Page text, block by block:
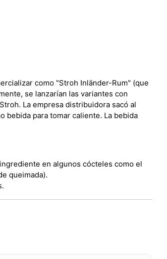
como "Stroh Inländer-Rum" (que
se lanzarían las variantes con
La empresa distribuidora sacó al
bebida para tomar caliente. La bebida
en algunos cócteles como el
queimada).